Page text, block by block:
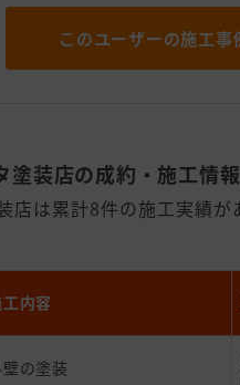
このユーザーの施工事
塗装店の成約・施工情報
店は累計8件の施工実績
内容
の塗装